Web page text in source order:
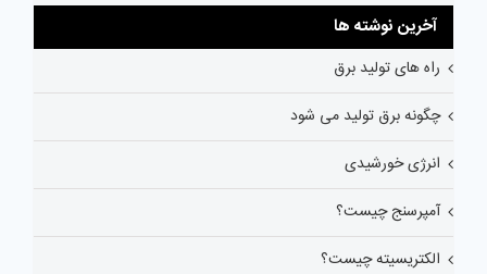
آخرین نوشته ها
راه های تولید برق
چگونه برق تولید می شود
انرژی خورشیدی
آمپرسنج چیست؟
الکتریسیته چیست؟